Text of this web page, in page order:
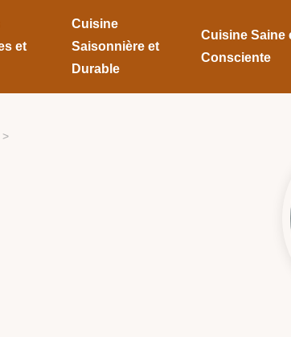
et
Cuisine
Saisonnière et
Durable
Cuisine Saine
Consciente